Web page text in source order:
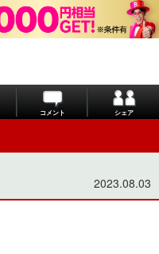
コメント シェア
2023.08.03